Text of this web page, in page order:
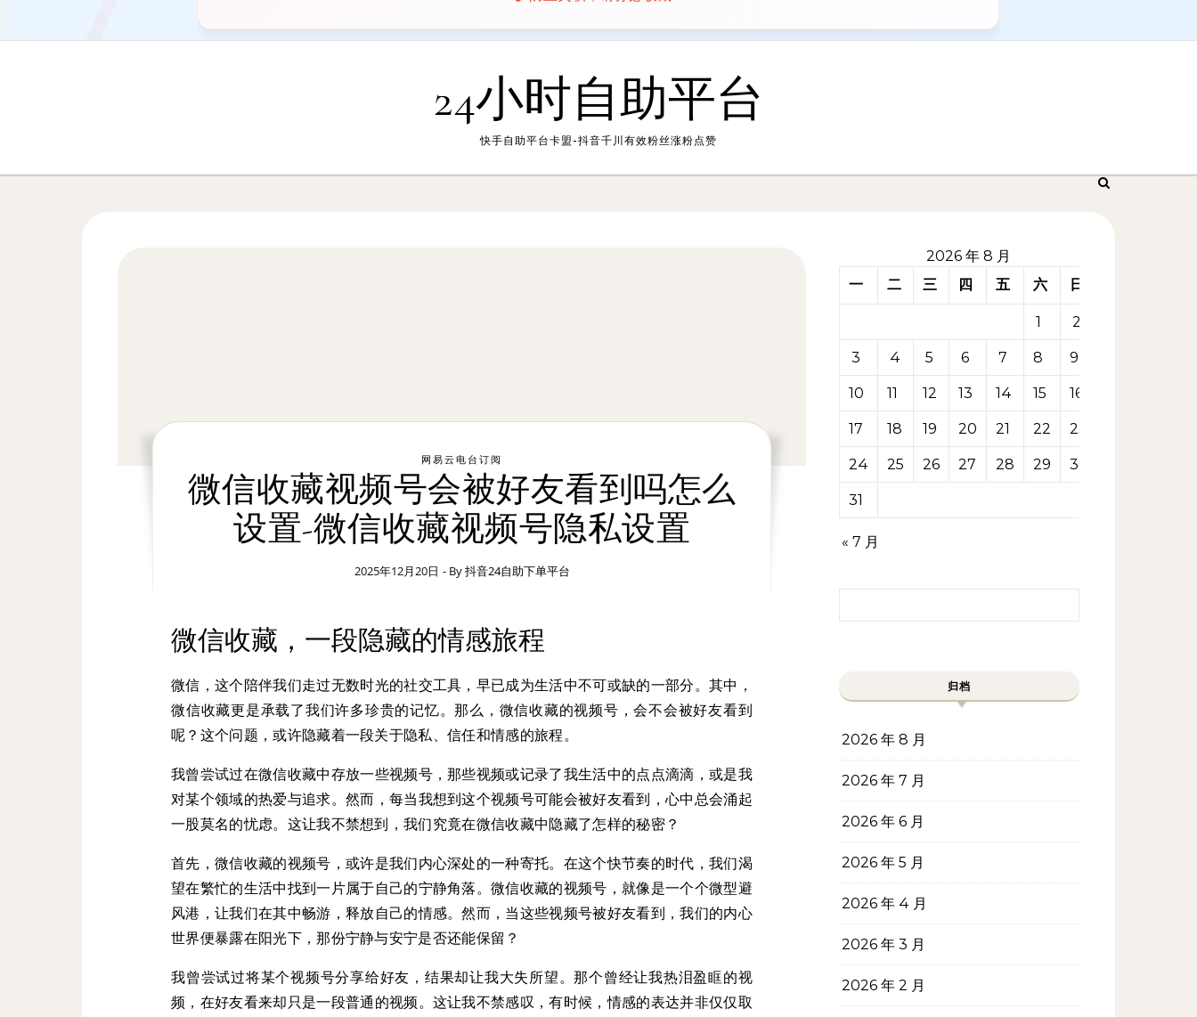
24小时自助平台
快手自助平台卡盟-抖音千川有效粉丝涨粉点赞
网易云电台订阅
微信收藏视频号会被好友看到吗怎么
设置-微信收藏视频号隐私设置
2025年12月20日 - By抖音24自助下单平台
微信收藏，一段隐藏的情感旅程
微信，这个陪伴我们走过无数时光的社交工具，早已成为生活中不可或缺的一部分。其中，
微信收藏更是承载了我们许多珍贵的记忆。那么，微信收藏的视频号，会不会被好友看到
呢？这个问题，或许隐藏着一段关于隐私、信任和情感的旅程。
我曾尝试过在微信收藏中存放一些视频号，那些视频或记录了我生活中的点点滴滴，或是我
对某个领域的热爱与追求。然而，每当我想到这个视频号可能会被好友看到，心中总会涌起
一股莫名的忧虑。这让我不禁想到，我们究竟在微信收藏中隐藏了怎样的秘密？
首先，微信收藏的视频号，或许是我们内心深处的一种寄托。在这个快节奏的时代，我们渴
望在繁忙的生活中找到一片属于自己的宁静角落。微信收藏的视频号，就像是一个个微型避
风港，让我们在其中畅游，释放自己的情感。然而，当这些视频号被好友看到，我们的内心
世界便暴露在阳光下，那份宁静与安宁是否还能保留？
我曾尝试过将某个视频号分享给好友，结果却让我大失所望。那个曾经让我热泪盈眶的视
频，在好友看来却只是一段普通的视频。这让我不禁感叹，有时候，情感的表达并非仅仅取
2026 年 8 月
一
二 三 四 五 六 日
1 2
3 4 5 6 7 8 9
10 11 12 13 14 15 16
17 18 19 20 21 22 23
24 25 26 27 28 29 30
31
« 7 月
归档
2026 年 8 月
2026 年 7 月
2026 年 6 月
2026 年 5 月
2026 年 4 月
2026 年 3 月
2026 年 2 月